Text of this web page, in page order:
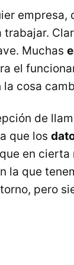
empresa,
Muchas
el
cosa
de
que los
en cierta
la que
pero